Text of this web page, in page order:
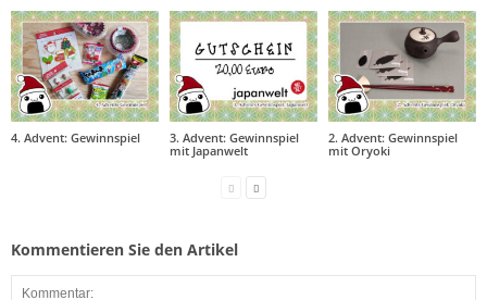
4. Advent: Gewinnspiel
3. Advent: Gewinnspiel
mit Japanwelt
2. Advent: Gewinnspiel
mit Oryoki
Kommentieren Sie den Artikel